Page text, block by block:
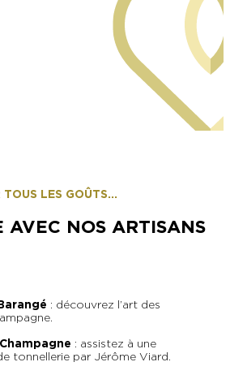
LES GOÛTS...
AVEC NOS ARTISANS
: découvrez l’art des
: assistez à une
tonnellerie par Jérôme Viard.